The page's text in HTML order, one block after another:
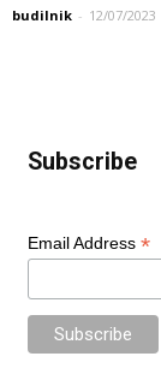
budilnik - 12/07/2023
Subscribe
Email Address *